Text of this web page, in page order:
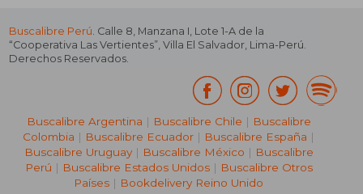
Buscalibre Perú. Calle 8, Manzana I, Lote 1-A de la
“Cooperativa Las Vertientes”, Villa El Salvador, Lima-Perú.
Derechos Reservados.
Buscalibre Argentina | Buscalibre Chile | Buscalibre
Colombia | Buscalibre Ecuador | Buscalibre España |
Buscalibre Uruguay| Buscalibre México | Buscalibre
Perú | Buscalibre Estados Unidos| Buscalibre Otros
Países | Bookdelivery Reino Unido